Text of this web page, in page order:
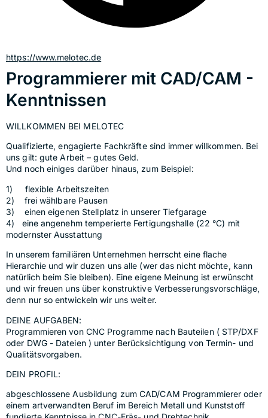
https://www.melotec.de
Programmierer mit CAD/CAM -
Kenntnissen
WILLKOMMEN BEI MELOTEC
Qualifizierte, engagierte Fachkräfte sind immer willkommen. Bei
uns gilt: gute Arbeit – gutes Geld.
Und noch einiges darüber hinaus, zum Beispiel:
1)     flexible Arbeitszeiten
2)    frei wählbare Pausen
3)    einen eigenen Stellplatz in unserer Tiefgarage
4)   eine angenehm temperierte Fertigungshalle (22 °C) mit
modernster Ausstattung
In unserem familiären Unternehmen herrscht eine flache
Hierarchie und wir duzen uns alle (wer das nicht möchte, kann
natürlich beim Sie bleiben). Eine eigene Meinung ist erwünscht
und wir freuen uns über konstruktive Verbesserungsvorschläge,
denn nur so entwickeln wir uns weiter.
DEINE AUFGABEN:
Programmieren von CNC Programme nach Bauteilen ( STP/DXF
oder DWG - Dateien ) unter Berücksichtigung von Termin- und
Qualitätsvorgaben.
DEIN PROFIL:
abgeschlossene Ausbildung zum CAD/CAM Programmierer oder
einem artverwandten Beruf im Bereich Metall und Kunststoff